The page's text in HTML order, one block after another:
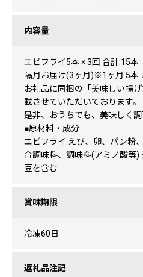
内容量
エビフライ5本 × 3回 合計:15本
隔月お届け(3ヶ月)※1ヶ月 5本
お礼品に同梱の「美味しい揚
載させていただいております。
是非、おうちでも、美味しく調
■原材料・成分
エビフライ:えび、卵、パン粉
合調味料、調味料(アミノ酸等
豆を含む
賞味期限
冷凍60日
返礼品注記